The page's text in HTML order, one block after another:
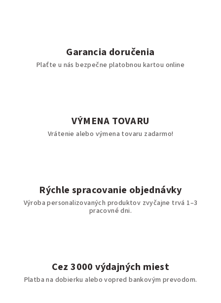
Garancia doručenia
Plaťte u nás bezpečne platobnou kartou online
VÝMENA TOVARU
Vrátenie alebo výmena tovaru zadarmo!
Rýchle spracovanie objednávky
Výroba personalizovaných produktov zvyčajne trvá 1–3
pracovné dni.
Cez 3000 výdajných miest
Platba na dobierku alebo vopred bankovým prevodom.